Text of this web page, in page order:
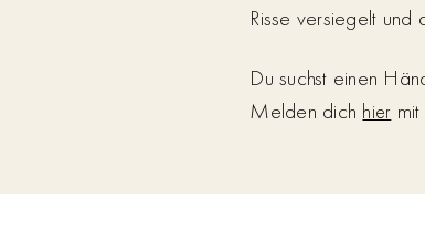
Risse versiegelt
Du suchst einen
Melden dich hier